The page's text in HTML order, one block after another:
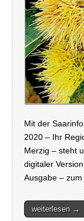
Mit der
2020 – Ihr
Merzig – steht
digitaler
Ausgabe –
weiterlesen →